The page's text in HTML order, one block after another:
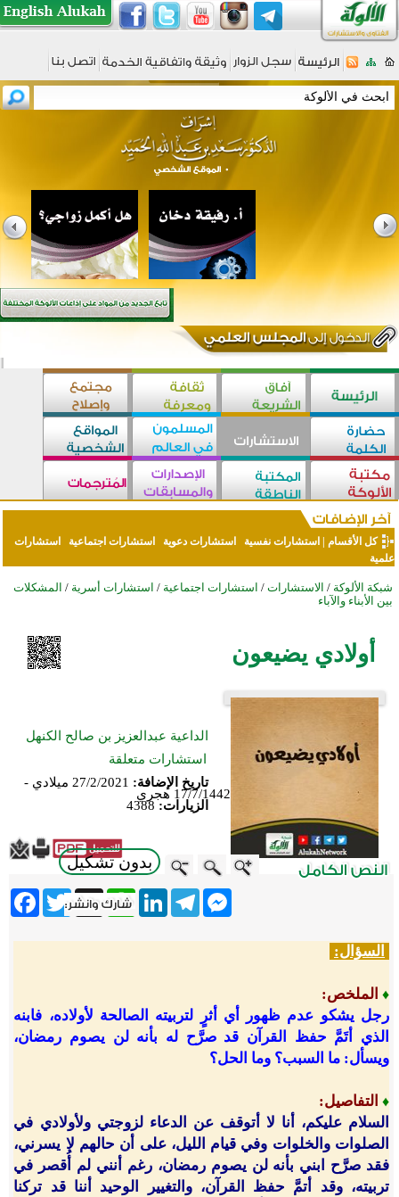
كل الأقسام استشارات نفسية استشارات دعوية استشارات اجتماعية
استشارات
علمية
شبكة الألوكة / الاستشارات / استشارات اجتماعية / استشارات أسرية / المشكلات
بين الأبناء والآباء
أولادي يضيعون
الداعية عبدالعزيز بن صالح الكنهل
استشارات متعلقة
تاريخ الإضافة:
27/2/2021 ميلادي -
17/7/1442 هجري
الزيارات: 4388
بدون تشكيل
Twitter X
WhatsApp
LinkedInTelegram
Messenger
السؤال:
♦ الملخص:
رجل يشكو عدم ظهور أي أثرٍ لتربيته الصالحة لأولاده، فابنه
الذي أتَمَّ حفظ القرآن قد صرَّح له بأنه لن يصوم رمضان،
ويسأل: ما السبب؟ وما الحل؟
♦ التفاصيل:
السلام عليكم، أنا لا أتوقف عن الدعاء لزوجتي ولأولادي في
الصلوات والخلوات وفي قيام الليل، على أن حالهم لا يسرني،
فقد صرَّح ابني بأنه لن يصوم رمضان، رغم أنني لم أُقصر في
تربيته، وقد أتمَّ حفظ القرآن، والتغيير الوحيد أننا قد تركنا